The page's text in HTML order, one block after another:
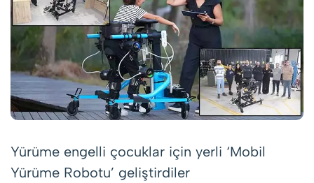
Yürüme engelli çocuklar için yerli ‘Mobil
Yürüme Robotu’ geliştirdiler